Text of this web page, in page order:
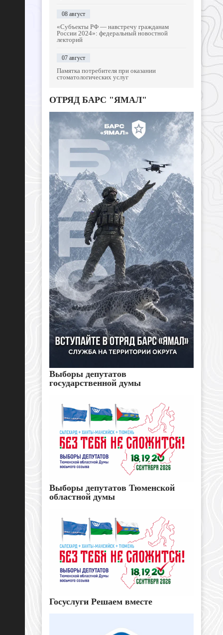
08 август
«Субъекты РФ — навстречу гражданам
России 2024»: федеральный новостной
лекторий
07 август
Памятка потребителя при оказании
стоматологических услуг
ОТРЯД БАРС "ЯМАЛ"
Выборы депутатов
государственной думы
Выборы депутатов Тюменской
областной думы
Госуслуги Решаем вместе